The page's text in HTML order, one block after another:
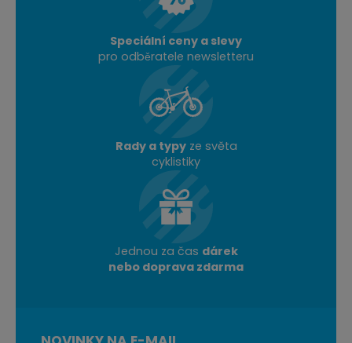
Speciální ceny a slevy
pro odběratele newsletteru
Rady a typyze světa
cyklistiky
Jednou za čas dárek
nebo doprava zdarma